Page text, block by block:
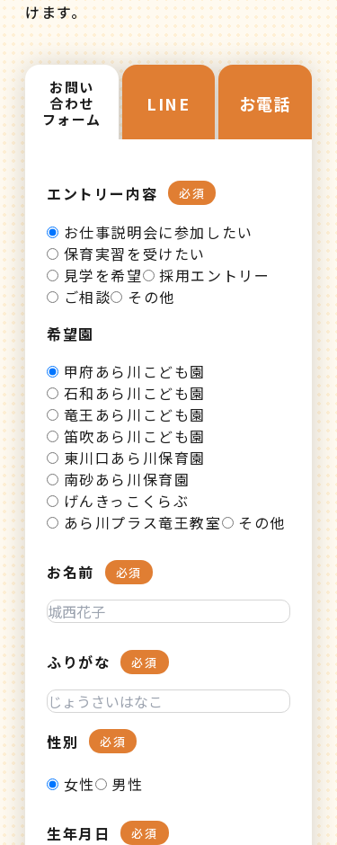
けます。
お問い
合わせ
フォーム
LINE お電話
エントリー内容 必須
お仕事説明会に参加したい
保育実習を受けたい
見学を希望
採用エントリー
ご相談
その他
希望園
甲府あら川こども園
石和あら川こども園
竜王あら川こども園
笛吹あら川こども園
東川口あら川保育園
南砂あら川保育園
げんきっこくらぶ
あら川プラス竜王教室
その他
お名前 必須
ふりがな 必須
性別 必須
女性 男性
生年月日 必須